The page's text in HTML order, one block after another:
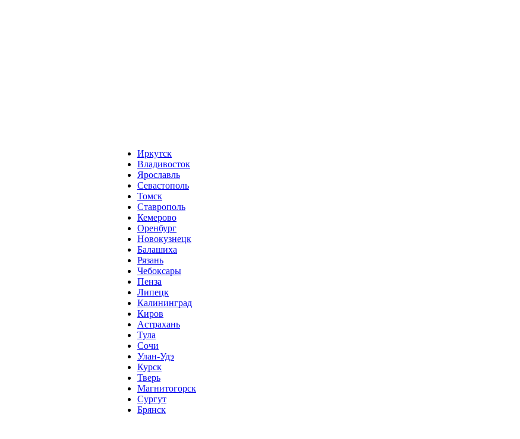
Иркутск
Владивосток
Ярославль
Севастополь
Томск
Ставрополь
Кемерово
Оренбург
Новокузнецк
Балашиха
Рязань
Чебоксары
Пенза
Липецк
Калининград
Киров
Астрахань
Тула
Сочи
Улан-Удэ
Курск
Тверь
Магнитогорск
Сургут
Брянск